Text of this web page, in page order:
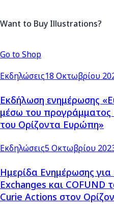
Want to Buy Illustrations?
Go to Shop
Εκδηλώσεις18 Οκτωβρίου
Εκδήλωση ενημέρωσης
μέσω του προγράμματος
του Ορίζοντα Ευρώπη»
Εκδηλώσεις5 Οκτωβρίου
Ημερίδα Ενημέρωσης για
Exchanges και COFUND
Curie Actions στον